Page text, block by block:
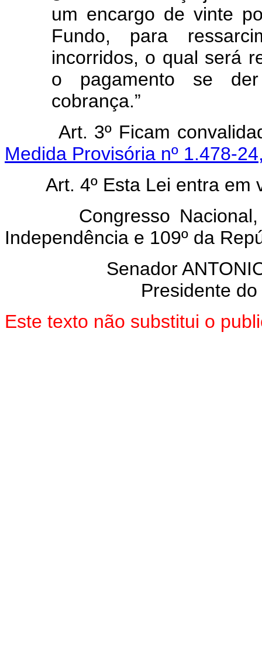
um encargo de vinte
Fundo, para
incorridos, o qual será
o pagamento se
cobrança.”
Art. 3º Ficam
Medida Provisória nº 1.478-
Art. 4º Esta Lei entra em
Congresso Nacional,
Independência e 109º da
Senador
Presidente
Este texto não substitui o